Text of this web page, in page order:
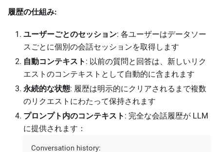
履歴の仕組み:
ユーザーごとのセッション: 各ユーザーはデータソー
スごとに個別の会話セッションを取得します
自動コンテキスト : 以前の質問と回答は、新しいリク
エストのコンテキストとして自動的に含まれます
永続的な状態: 履歴は明示的にクリアされるまで複数
のリクエストにわたって保持されます
プロンプト内のコンテキスト : 完全な会話履歴が LLM
に提供されます：
Conversation history: